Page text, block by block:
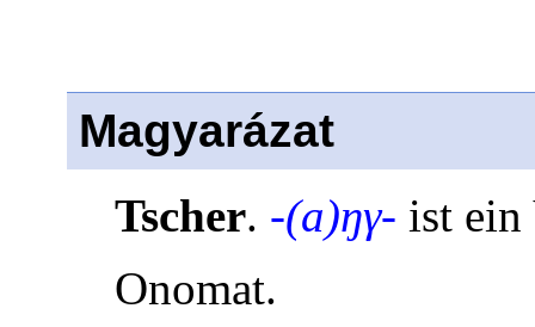
Magyarázat
Tscher. -(a)ŋγ- ist
Onomat.